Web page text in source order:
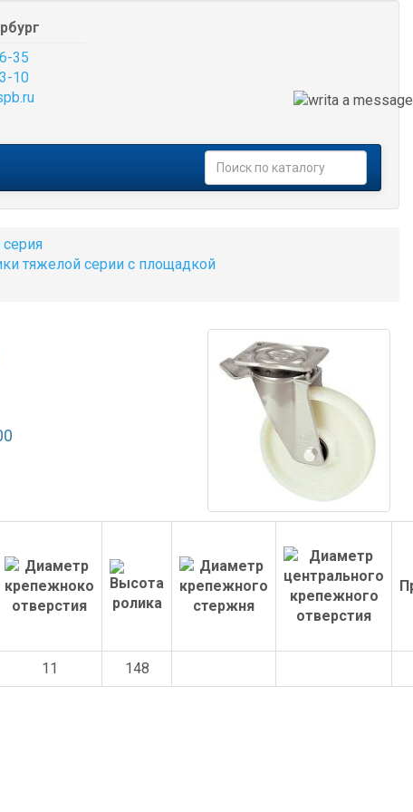
35
10
тяжелой серии с площадкой
11 148